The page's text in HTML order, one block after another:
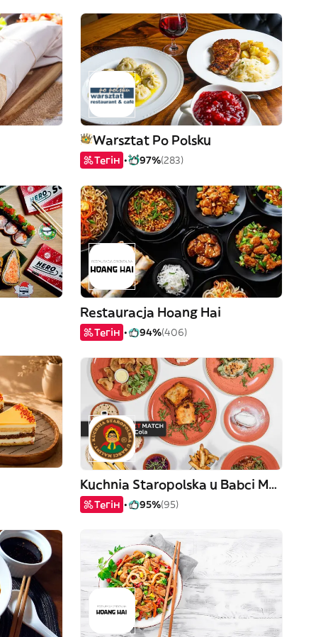
Warsztat Po Polsku
Тегін 97%(283)
Restauracja Hoang Hai
Тегін 94%(406)
Kuchnia Staropolska u Babci Maliny
Тегін 95%(95)